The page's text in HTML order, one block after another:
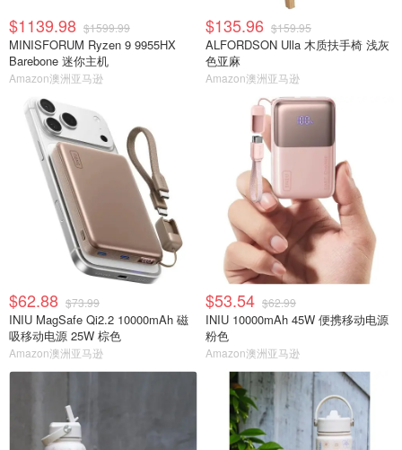
$1139.98 $1599.99
MINISFORUM Ryzen 9 9955HX
Barebone 迷你主机
Amazon澳洲亚马逊
$135.96 $159.95
ALFORDSON Ulla 木质扶手椅 浅灰
色亚麻
Amazon澳洲亚马逊
$62.88 $73.99
INIU MagSafe Qi2.2 10000mAh 磁
吸移动电源 25W 棕色
Amazon澳洲亚马逊
$53.54 $62.99
INIU 10000mAh 45W 便携移动电源
粉色
Amazon澳洲亚马逊